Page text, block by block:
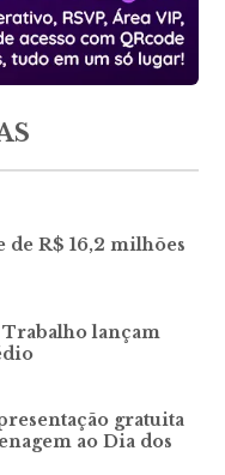
R$ 16,2 milhões
lançam
gratuita
ao Dia dos